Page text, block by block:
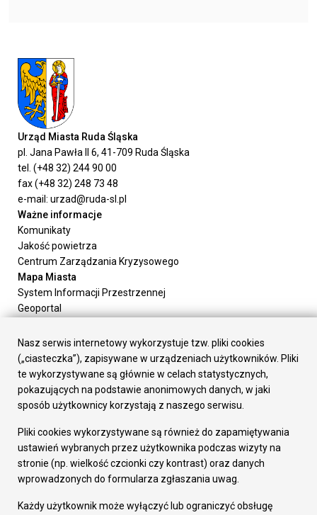
Urząd Miasta Ruda Śląska
pl. Jana Pawła II 6, 41-709 Ruda Śląska
tel. (+48 32) 244 90 00
fax (+48 32) 248 73 48
e-mail: urzad@ruda-sl.pl
Ważne informacje
Komunikaty
Jakość powietrza
Centrum Zarządzania Kryzysowego
Mapa Miasta
System Informacji Przestrzennej
Geoportal
Załatw sprawę
Prezydent Miasta
Rada Miasta
Wydziały
Elektroniczna Skrzynka Podawcza
Gospodarka
Fundusze europejskie
Środki krajowe
Oferty inwestycyjne
Pozostałe
Nasz serwis internetowy wykorzystuje tzw. pliki cookies
(„ciasteczka”), zapisywane w urządzeniach użytkowników. Pliki
te wykorzystywane są głównie w celach statystycznych,
pokazujących na podstawie anonimowych danych, w jaki
sposób użytkownicy korzystają z naszego serwisu.
Pliki cookies wykorzystywane są również do zapamiętywania
ustawień wybranych przez użytkownika podczas wizyty na
stronie (np. wielkość czcionki czy kontrast) oraz danych
wprowadzonych do formularza zgłaszania uwag.
Każdy użytkownik może wyłączyć lub ograniczyć obsługę